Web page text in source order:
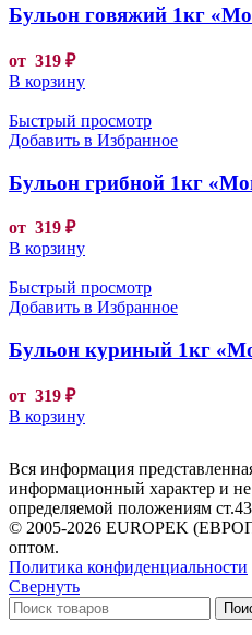
Бульон говяжий 1кг
от 319 ₽
В корзину
Быстрый просмотр
Добавить в Избранное
Бульон грибной 1кг
от 319 ₽
В корзину
Быстрый просмотр
Добавить в Избранное
Бульон куриный 1кг
от 319 ₽
В корзину
Вся информация
информационный характер и
определяемой положениям
© 2005-2026 EUROPEK
оптом.
Политика конфиденциальности
Свернуть